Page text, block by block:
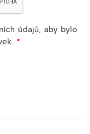
údajů, aby bylo